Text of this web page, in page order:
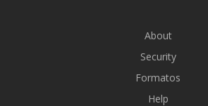
About
Security
Formatos
Help